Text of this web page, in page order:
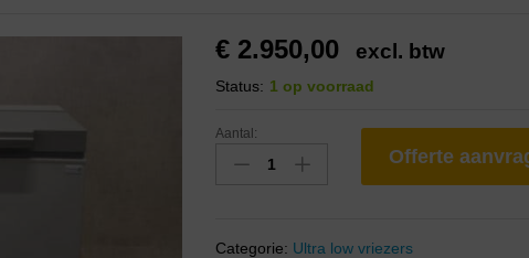
€ 2.950,00 excl. btw
Status: 1 op voorraad
Aantal:
Offerte
Categorie: Ultra low vriezers